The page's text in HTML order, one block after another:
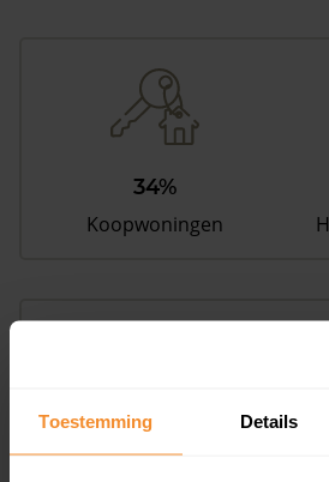
Toestemming Details
34%
Koopwoningen
aandeel van totale